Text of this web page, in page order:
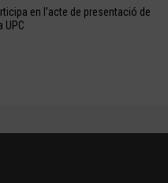
en l’acte de presentació de
UPC